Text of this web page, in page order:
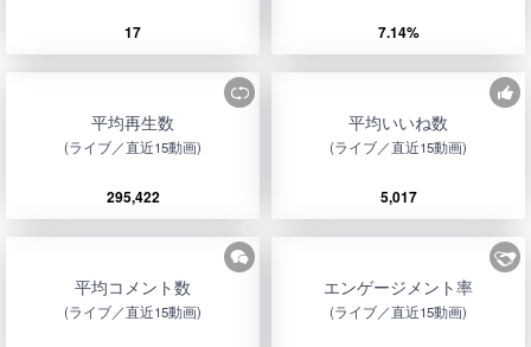
17 7.14%
平均再生数
(ライブ／直近15動画)
295,422
平均いいね数
(ライブ／直近15動画)
5,017
平均コメント数
(ライブ／直近15動画)
エンゲージメント率
(ライブ／直近15動画)